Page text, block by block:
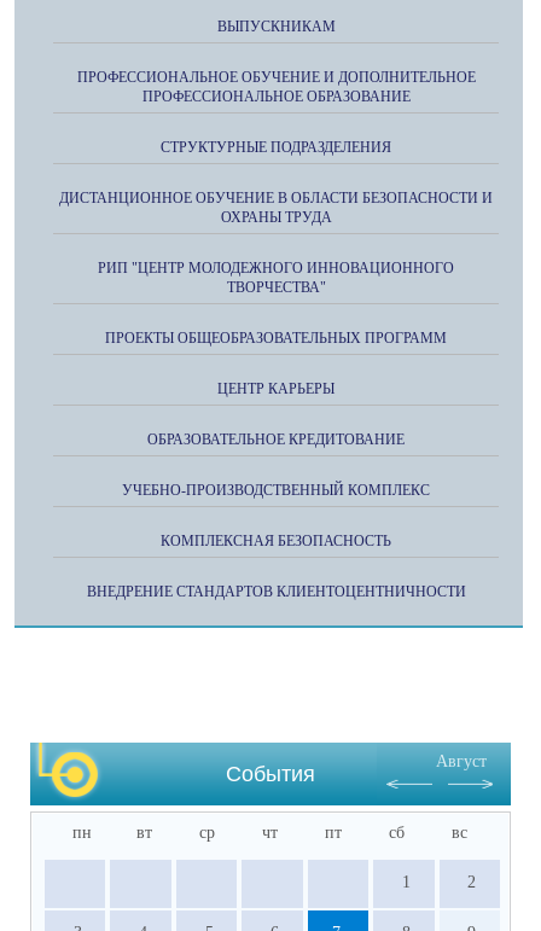
ВЫПУСКНИКАМ
ПРОФЕССИОНАЛЬНОЕ ОБУЧЕНИЕ И ДОПОЛНИТЕЛЬНОЕ
ПРОФЕССИОНАЛЬНОЕ ОБРАЗОВАНИЕ
СТРУКТУРНЫЕ ПОДРАЗДЕЛЕНИЯ
ДИСТАНЦИОННОЕ ОБУЧЕНИЕ В ОБЛАСТИ БЕЗОПАСНОСТИ И
ОХРАНЫ ТРУДА
РИП "ЦЕНТР МОЛОДЕЖНОГО ИННОВАЦИОННОГО
ТВОРЧЕСТВА"
ПРОЕКТЫ ОБЩЕОБРАЗОВАТЕЛЬНЫХ ПРОГРАММ
ЦЕНТР КАРЬЕРЫ
ОБРАЗОВАТЕЛЬНОЕ КРЕДИТОВАНИЕ
УЧЕБНО-ПРОИЗВОДСТВЕННЫЙ КОМПЛЕКС
КОМПЛЕКСНАЯ БЕЗОПАСНОСТЬ
ВНЕДРЕНИЕ СТАНДАРТОВ КЛИЕНТОЦЕНТНИЧНОСТИ
События
Август
пн вт ср чт пт сб вс
1 2